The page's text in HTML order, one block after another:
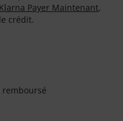
Klarna Payer Maintenant,
crédit.